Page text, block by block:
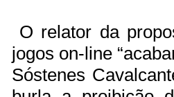
O relator da
jogos on-line
Sóstenes